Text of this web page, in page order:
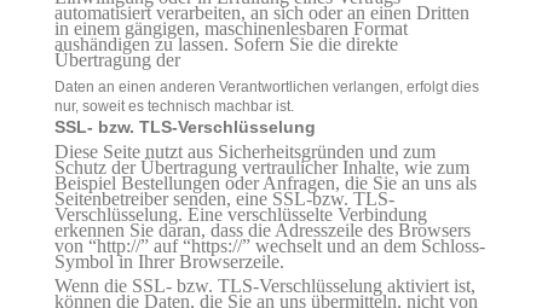
automatisiert verarbeiten, an sich oder an einen Dritten
in einem gängigen, maschinenlesbaren Format
aushändigen zu lassen. Sofern Sie die direkte
Übertragung der
Daten an einen anderen Verantwortlichen verlangen, erfolgt dies
nur, soweit es technisch machbar ist.
SSL- bzw. TLS-Verschlüsselung
Diese Seite nutzt aus Sicherheitsgründen und zum
Schutz der Übertragung vertraulicher Inhalte, wie zum
Beispiel Bestellungen oder Anfragen, die Sie an uns als
Seitenbetreiber senden, eine SSL-bzw. TLS-
Verschlüsselung. Eine verschlüsselte Verbindung
erkennen Sie daran, dass die Adresszeile des Browsers
von “http://” auf “https://” wechselt und an dem Schloss-
Symbol in Ihrer Browserzeile.
Wenn die SSL- bzw. TLS-Verschlüsselung aktiviert ist,
können die Daten, die Sie an uns übermitteln, nicht von